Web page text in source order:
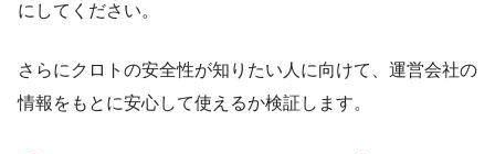
にしてください。
さらにクロトの安全性が知りたい人に向けて、運営会社の
情報をもとに安心して使えるか検証します。